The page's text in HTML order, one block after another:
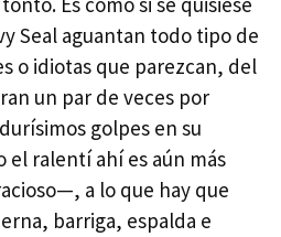
Seal aguantan todo tipo de
o idiotas que parezcan, del
un par de veces por
golpes en su
ralentí ahí es aún más
a lo que hay que
barriga, espalda e